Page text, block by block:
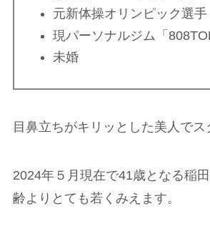
元新体操オリンピック選手
現パーソナルジム「
未婚
目鼻立ちがキリッとした美人でス
2024年５月現在で41歳となる稲
齢よりとても若くみえます。